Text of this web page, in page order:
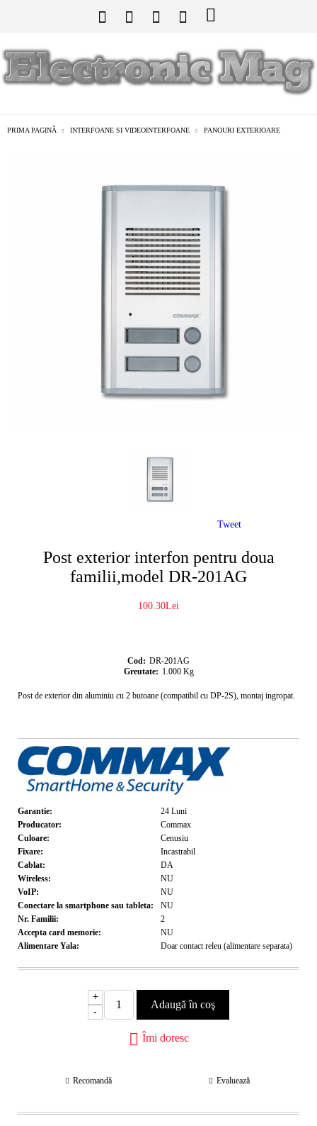
PRIMA PAGINĂ INTERFOANE SI VIDEOINTERFOANE PANOURI EXTERIOARE
Post exterior interfon pentru doua
familii,model DR-201AG
100.30Lei
Cod: DR-201AG
Greutate: 1.000 Kg
Post de exterior din aluminiu cu 2 butoane (compatibil cu DP-2S), montaj ingropat.
Garantie: 24 Luni
Producator:
Commax
Culoare:
Cenusiu
Fixare:
Incastrabil
Cablat:
DA
Wireless:
NU
VoIP:
NU
Conectare la smartphone sau tableta:
NU
Nr. Familii:
2
Accepta card memorie:
NU
Alimentare Yala:
Doar contact releu (alimentare separata)
+
-
Îmi doresc
Recomandă Evaluează
Tweet